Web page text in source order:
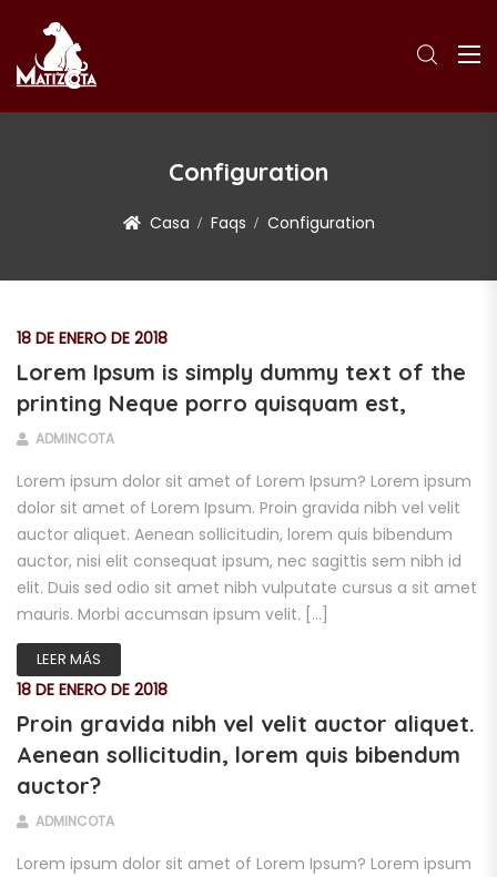
Configuration
Casa Faqs Configuration
18 DE ENERO DE 2018
Lorem Ipsum is simply dummy text of the
printing Neque porro quisquam est,
ADMINCOTA
Lorem ipsum dolor sit amet of Lorem Ipsum? Lorem ipsum
dolor sit amet of Lorem Ipsum. Proin gravida nibh vel velit
auctor aliquet. Aenean sollicitudin, lorem quis bibendum
auctor, nisi elit consequat ipsum, nec sagittis sem nibh id
elit. Duis sed odio sit amet nibh vulputate cursus a sit amet
mauris. Morbi accumsan ipsum velit. […]
LEER MÁS
18 DE ENERO DE 2018
Proin gravida nibh vel velit auctor aliquet.
Aenean sollicitudin, lorem quis bibendum
auctor?
ADMINCOTA
Lorem ipsum dolor sit amet of Lorem Ipsum? Lorem ipsum